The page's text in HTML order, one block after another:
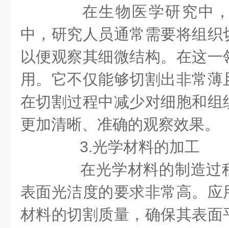
在生物医学研究中，
中，研究人员通常需要将组
以便观察其细微结构。在这
用。它不仅能够切割出非常
在切割过程中减少对细胞和
更加清晰、准确的观察效果。
3.光学材料的加工
在光学材料的制造过
表面光洁度的要求非常高。
材料的切割质量，确保其表